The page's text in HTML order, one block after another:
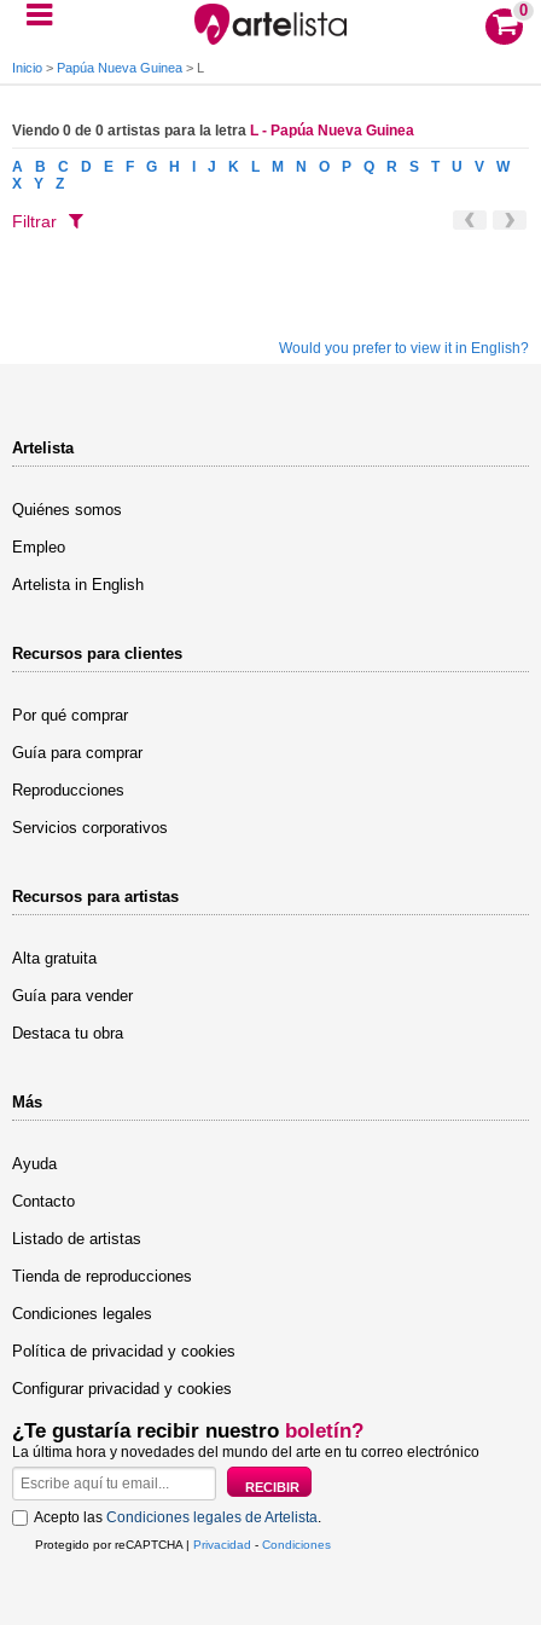
0
Inicio > Papúa Nueva Guinea > L
Viendo 0 de 0 artistas para la letra L - Papúa Nueva Guinea
A B C D E F G H J K L M N O P Q R S T U V
W
X
Y Z
Filtrar
Would you prefer to view it in English?
Artelista
Quiénes somos
Empleo
Artelista in English
Recursos para clientes
Por qué comprar
Guía para comprar
Reproducciones
Servicios corporativos
Recursos para artistas
Alta gratuita
Guía para vender
Destaca tu obra
Más
Ayuda
Contacto
Listado de artistas
Tienda de reproducciones
Condiciones legales
Política de privacidad y cookies
Configurar privacidad y cookies
¿Te gustaría recibir nuestro boletín?
La última hora y novedades del mundo del arte en tu correo electrónico
Acepto las Condiciones legales de Artelista.
Protegido por reCAPTCHA | Privacidad - Condiciones